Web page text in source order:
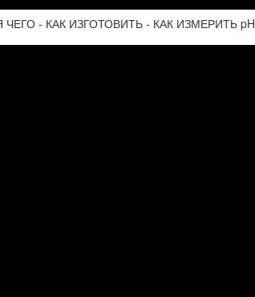
ЧЕГО - КАК ИЗГОТОВИТЬ - КАК ИЗМЕРИТЬ pH